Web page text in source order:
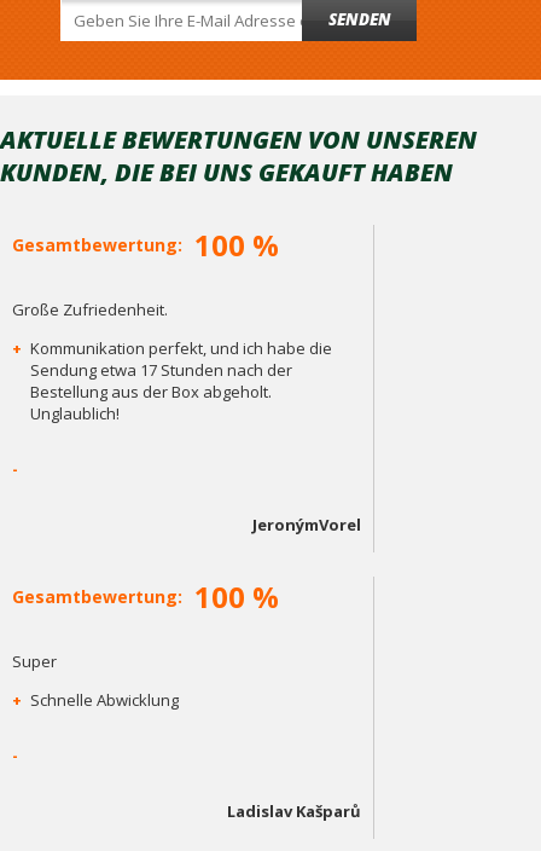
SENDEN
AKTUELLE BEWERTUNGEN VON UNSEREN
KUNDEN, DIE BEI ​​UNS GEKAUFT HABEN
Gesamtbewertung: 100 %
Große Zufriedenheit.
+ Kommunikation perfekt, und ich habe die
Sendung etwa 17 Stunden nach der
Bestellung aus der Box abgeholt.
Unglaublich!
-
JeronýmVorel
Gesamtbewertung: 100 %
Super
+ Schnelle Abwicklung
-
Ladislav Kašparů